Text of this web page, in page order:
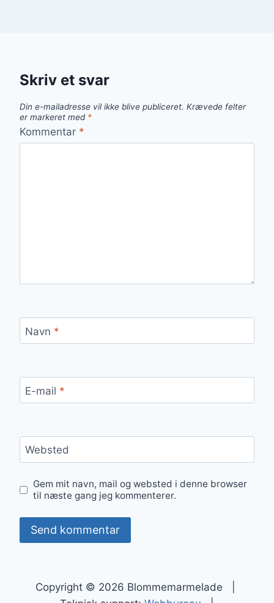
Skriv et svar
Din e-mailadresse vil ikke blive publiceret. Krævede felter
er markeret med *
Kommentar *
Navn *
E-mail *
Websted
Gem mit navn, mail og websted i denne browser
til næste gang jeg kommenterer.
Copyright © 2026 Blommemarmelade |